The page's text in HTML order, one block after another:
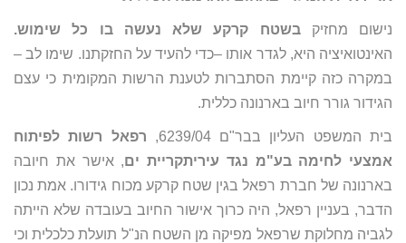
נישום מחזיקבשטח קרקע שלא נעשה בו כל שימוש.
האינטואיציה היא, לגדר אותו –כדי להעיד על החזקתנו. שימו לב –
במקרה כזה קיימת הסתברות לטענת הרשות המקומית כי עצם
הגידור גורר חיוב בארנונה כללית.
בית המשפט העליון בבר"ם 6239/04,
רפאל רשות לפיתוח
אמצעי לחימה בע"מ נגד עיריתקריית ים, אישר את חיובה
בארנונה של חברת רפאל בגין שטח קרקע מכוח גידורו. אמת נכון
הדבר, בעניין רפאל, היה כרוך אישור החיוב בעובדה שלא הייתה
לגביה מחלוקת שרפאל מפיקה מן השטח הנ"ל תועלת כלכלית וכי